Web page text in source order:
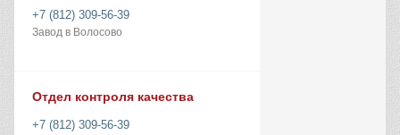
+7 (812) 309-56-39
Завод в Волосово
Отдел контроля качества
+7 (812) 309-56-39